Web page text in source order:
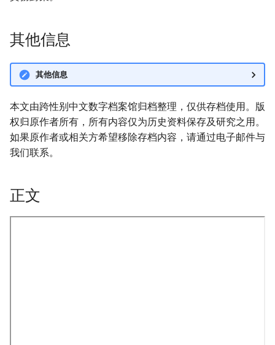
其他信息
其他信息
本文由跨性别中文数字档案馆归档整理，仅供存档使用。版
权归原作者所有，所有内容仅为历史资料保存及研究之用。
如果原作者或相关方希望移除存档内容，请通过电子邮件与
我们联系。
正文